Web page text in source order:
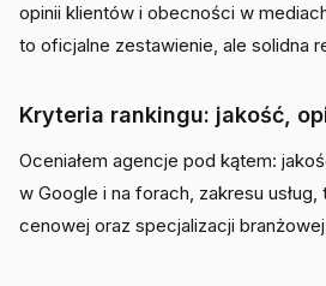
opinii klientów i obecności w
to oficjalne zestawienie, ale solidna
Kryteria rankingu: jakość,
Oceniałem agencje pod kątem:
w Google i na forach, zakresu
cenowej oraz specjalizacji